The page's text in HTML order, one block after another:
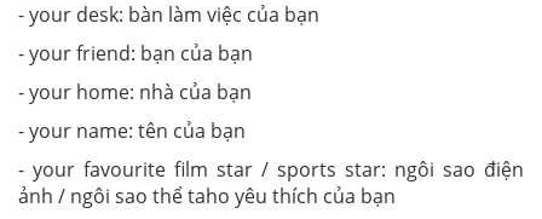
- your desk: bàn làm việc của bạn
- your friend: bạn của bạn
- your home: nhà của bạn
- your name: tên của bạn
- your favourite film star / sports star: ngôi sao điện
ảnh / ngôi sao thể taho yêu thích của bạn